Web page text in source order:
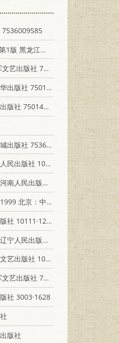
7536009585
龙江人民出版社
社 7503301635
社 7501102651
社 7501407266
社 7536002459
版社 10118·137
出版社 7215036952
1999 北京：中国财政经济出版社 7500541368
10111·1261
出版社 T10090·623
版社 10368·37
社 7503301635
社 3003·1628
版社